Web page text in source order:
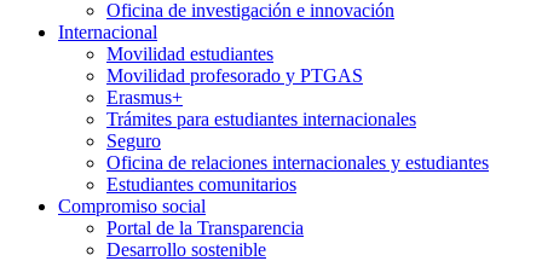
Oficina de investigación e innovación
Internacional
Movilidad estudiantes
Movilidad profesorado y PTGAS
Erasmus+
Trámites para estudiantes internacionales
Seguro
Oficina de relaciones internacionales y estudiantes
Estudiantes comunitarios
Compromiso social
Portal de la Transparencia
Desarrollo sostenible